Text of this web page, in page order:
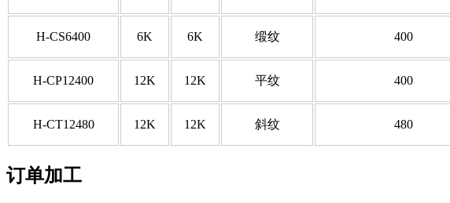
H-CS6400 6K 6K 缎纹 400
H-CP12400 12K 12K 平纹 400
H-CT12480 12K 12K 斜纹 480
订单加工